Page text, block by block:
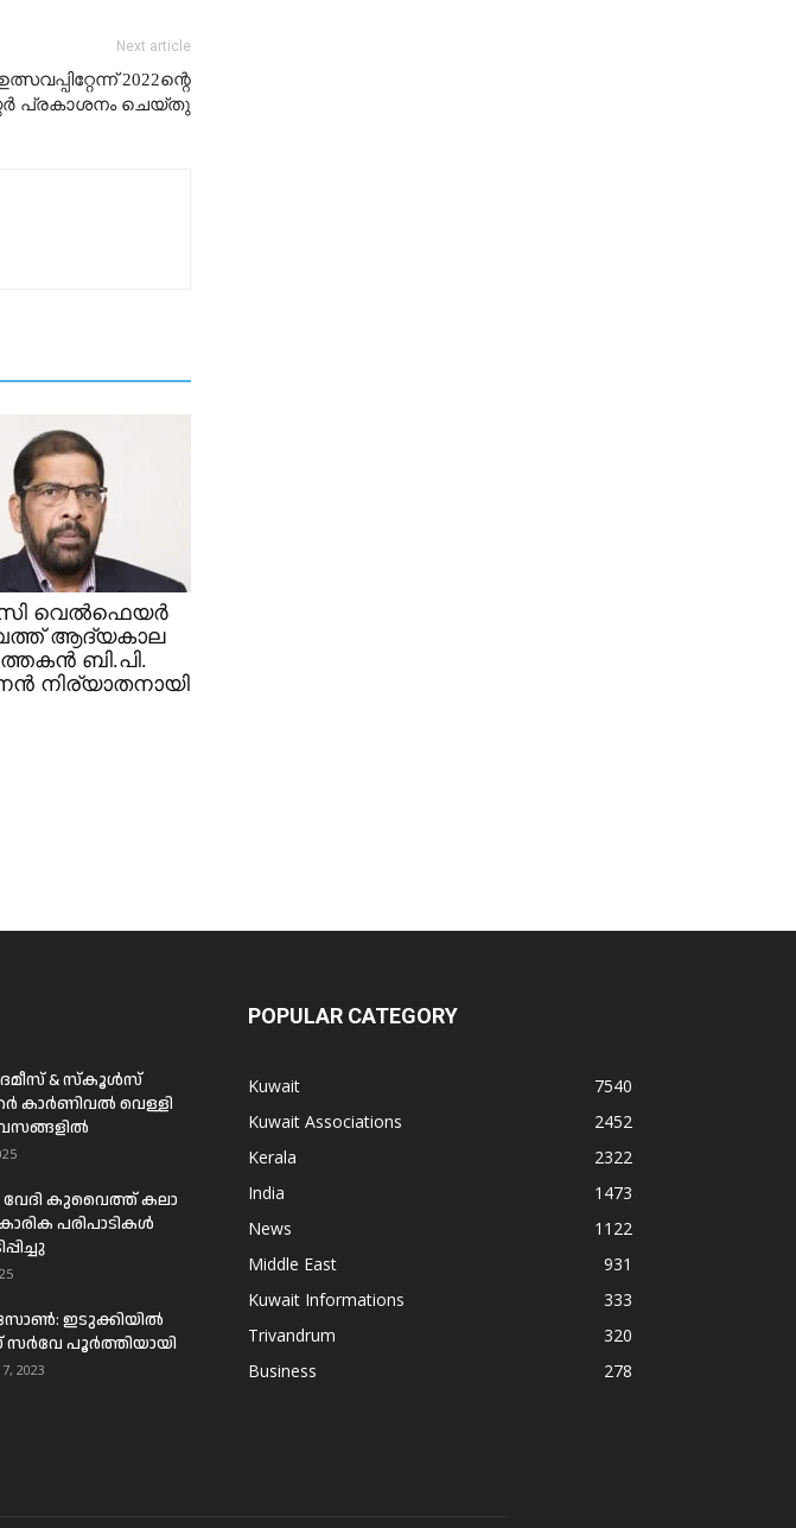
Next article
2022ന്റെ
പ്രകാശനം ചെയ്തു
വെൽഫെയർ
ആദ്യകാല
ബി.പി.
നിര്യാതനായി
& സ്കൂൾസ്
കാർണിവൽ വെള്ളി
വേദി കുവൈത്ത് കലാ
പരിപാടികൾ
ഇടുക്കിയില്‍
പൂര്‍ത്തിയായി
2023
POPULAR CATEGORY
Kuwait
7540
Kuwait Associations
2452
Kerala
2322
India
1473
News
1122
Middle East
931
Kuwait Informations
333
Trivandrum
320
Business
278